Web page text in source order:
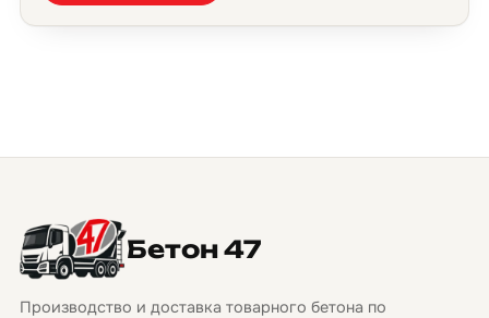
Бетон 47
Производство и доставка товарного бетона по